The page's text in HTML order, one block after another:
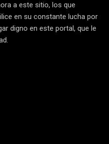
a este sitio, los que
en su constante lucha por
digno en este portal, que le